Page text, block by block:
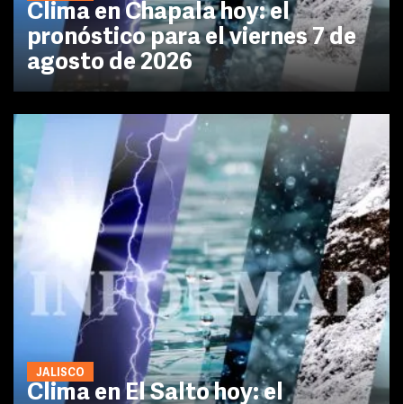
Clima en Chapala hoy: el
pronóstico para el viernes 7 de
agosto de 2026
JALISCO
Clima en El Salto hoy: el